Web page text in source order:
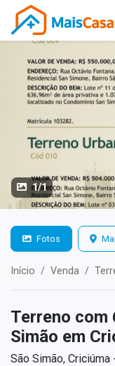
1/1
Fotos
Início Venda
Terreno com
Simão em
São Simão, Criciúma